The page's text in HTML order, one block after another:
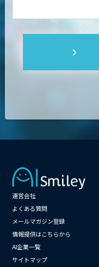
運営会社
よくある質問
メールマガジン登録
情報提供はこちらから
AI企業一覧
サイトマップ